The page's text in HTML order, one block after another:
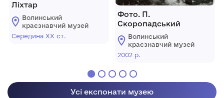
Ліхтар
Волинський
краєзнавчий музей
Середина ХХ ст.
Фото. П.
Скоропадський
Волинський
краєзнавчий музей
2002 р.
Усі експонати музею